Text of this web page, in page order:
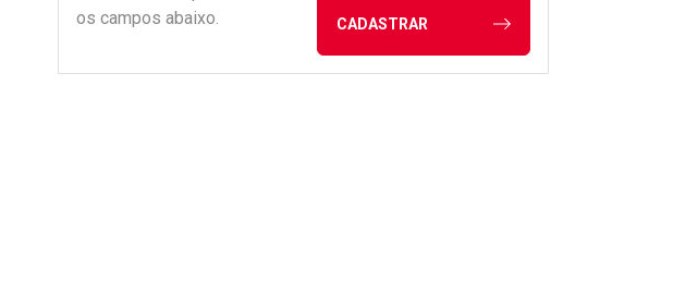
os campos abaixo.
CADASTRAR